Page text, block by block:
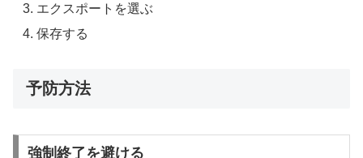
エクスポートを選ぶ
保存する
予防方法
強制終了を避ける